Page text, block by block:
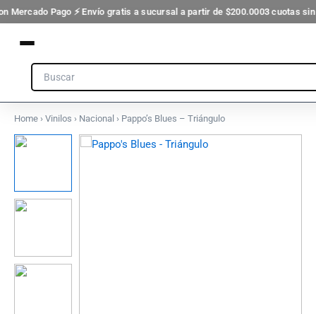
Mercado Pago ⚡ Envío gratis a sucursal a partir de $200.0003 cuotas sin
Ir
al
contenido
Search
Home › Vinilos › Nacional › Pappo’s Blues – Triángulo
Pappo's
cantidad